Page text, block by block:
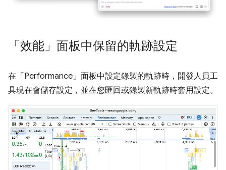
「效能」面板中保留的軌跡設定
在「Performance」 面板中設定錄製的軌跡時，開發人員工
具現在會儲存設定，並在您匯回或錄製新軌跡時套用設定。